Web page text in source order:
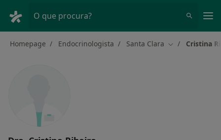
O que procura?
Homepage Endocrinologista Santa Clara Mudar deCristina